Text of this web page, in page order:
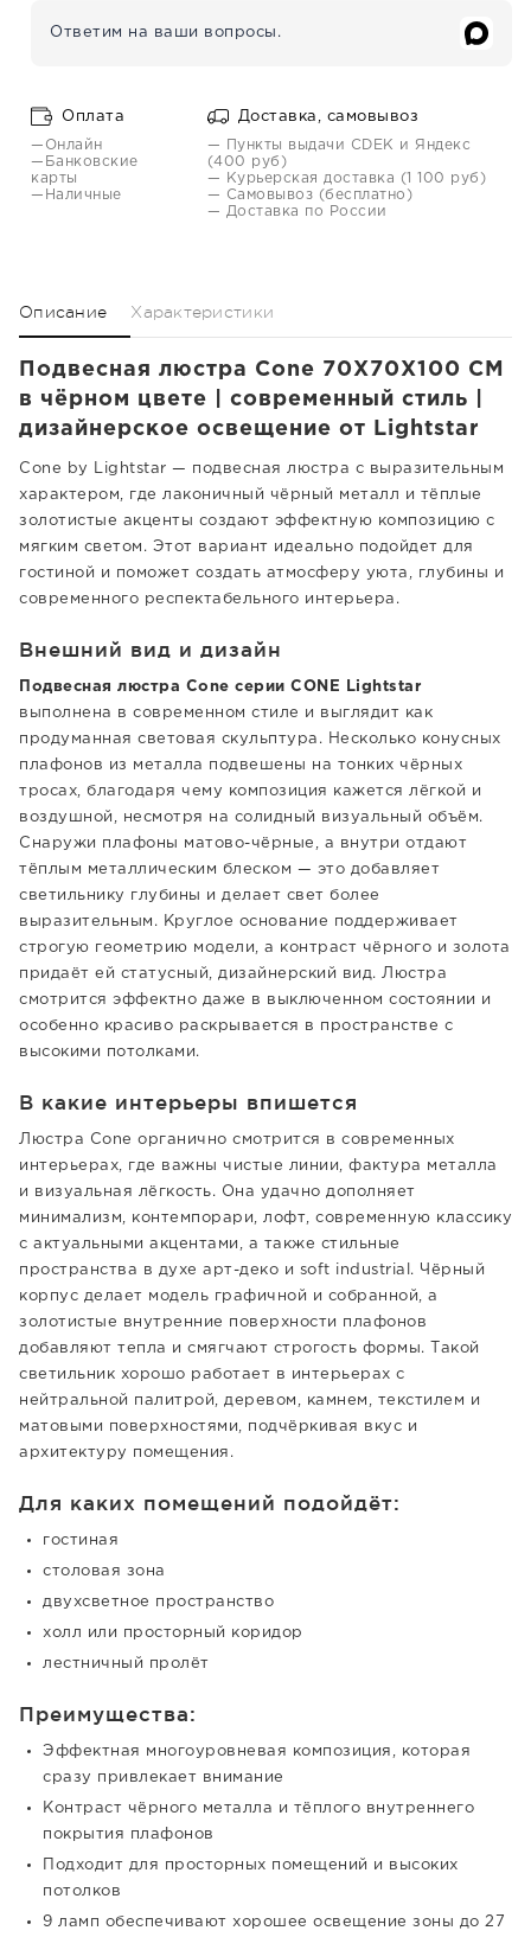
Ответим на ваши вопросы.
Оплата
—Онлайн
—Банковские
карты
—Наличные
Доставка, самовывоз
— Пункты выдачи CDEK и Яндекс
(400 руб)
— Курьерская доставка (1 100 руб)
— Самовывоз (бесплатно)
— Доставка по России
Описание Характеристики
Подвесная люстра Cone 70X70X100 CM
в чёрном цвете | современный стиль |
дизайнерское освещение от Lightstar
Cone by Lightstar — подвесная люстра с выразительным
характером, где лаконичный чёрный металл и тёплые
золотистые акценты создают эффектную композицию с
мягким светом. Этот вариант идеально подойдет для
гостиной и поможет создать атмосферу уюта, глубины и
современного респектабельного интерьера.
Внешний вид и дизайн
Подвесная люстра Cone серии CONE Lightstar
выполнена в современном стиле и выглядит как
продуманная световая скульптура. Несколько конусных
плафонов из металла подвешены на тонких чёрных
тросах, благодаря чему композиция кажется лёгкой и
воздушной, несмотря на солидный визуальный объём.
Снаружи плафоны матово-чёрные, а внутри отдают
тёплым металлическим блеском — это добавляет
светильнику глубины и делает свет более
выразительным. Круглое основание поддерживает
строгую геометрию модели, а контраст чёрного и золота
придаёт ей статусный, дизайнерский вид. Люстра
смотрится эффектно даже в выключенном состоянии и
особенно красиво раскрывается в пространстве с
высокими потолками.
В какие интерьеры впишется
Люстра Cone органично смотрится в современных
интерьерах, где важны чистые линии, фактура металла
и визуальная лёгкость. Она удачно дополняет
минимализм, контемпорари, лофт, современную классику
с актуальными акцентами, а также стильные
пространства в духе арт-деко и soft industrial. Чёрный
корпус делает модель графичной и собранной, а
золотистые внутренние поверхности плафонов
добавляют тепла и смягчают строгость формы. Такой
светильник хорошо работает в интерьерах с
нейтральной палитрой, деревом, камнем, текстилем и
матовыми поверхностями, подчёркивая вкус и
архитектуру помещения.
Для каких помещений подойдёт:
гостиная
столовая зона
двухсветное пространство
холл или просторный коридор
лестничный пролёт
Преимущества:
Эффектная многоуровневая композиция, которая
сразу привлекает внимание
Контраст чёрного металла и тёплого внутреннего
покрытия плафонов
Подходит для просторных помещений и высоких
потолков
9 ламп обеспечивают хорошее освещение зоны до 27